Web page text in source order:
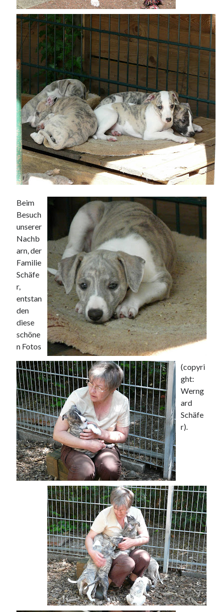
Beim
Besuch
unserer
Nachb
arn, der
Familie
Schäfe
r,
entstan
den
diese
schöne
n Fotos
(copyri
ght:
Werng
ard
Schäfe
r).